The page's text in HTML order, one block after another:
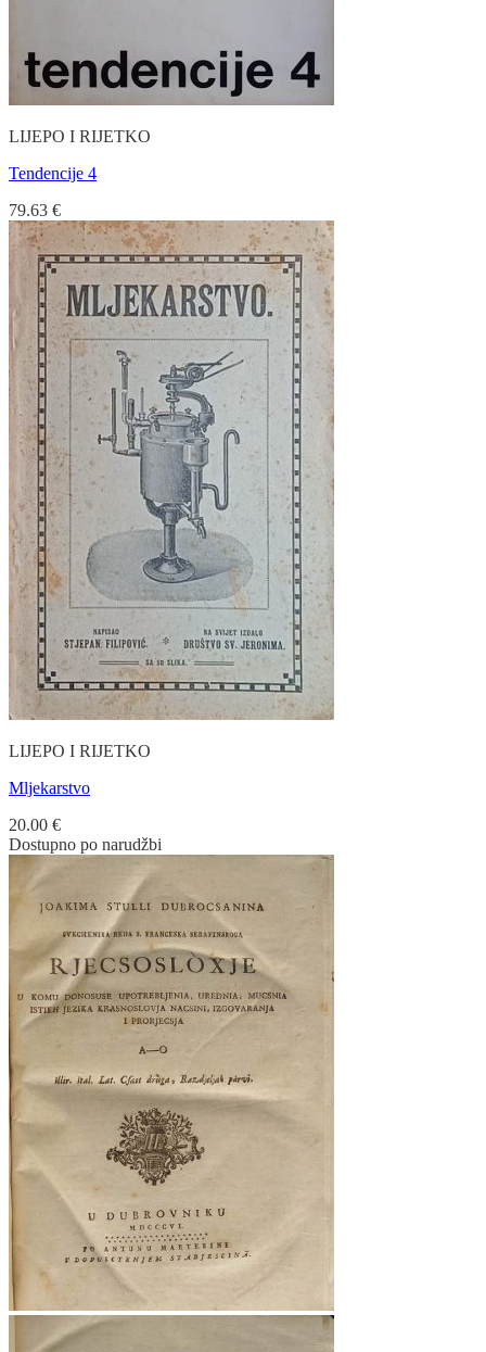
LIJEPO I RIJETKO
Tendencije 4
79.63 €
LIJEPO I RIJETKO
Mljekarstvo
20.00 €
Dostupno po narudžbi